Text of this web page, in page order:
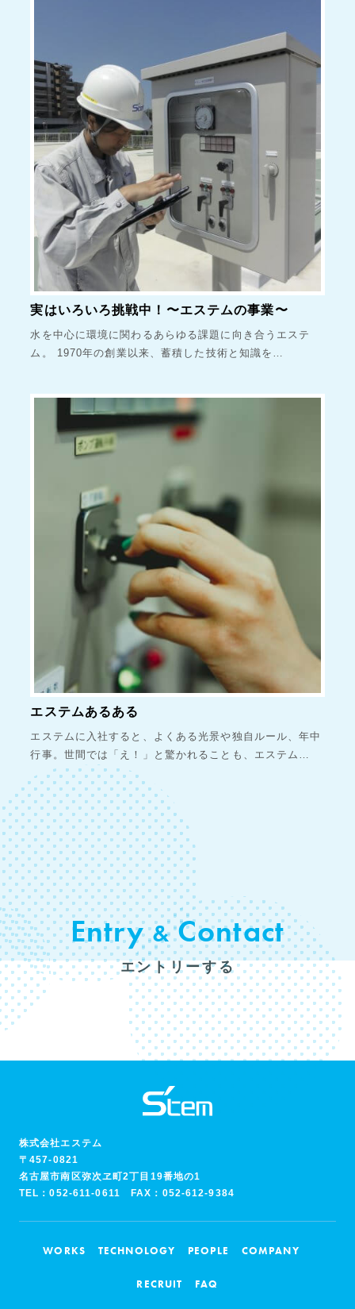
実はいろいろ挑戦中！〜エステムの事業〜
水を中心に環境に関わるあらゆる課題に向き合うエステ
ム。 1970年の創業以来、蓄積した技術と知識を…
エステムあるある
エステムに入社すると、よくある光景や独自ルール、年中
行事。世間では「え！」と驚かれることも、エステム…
Entry&Contact
エントリーする
株式会社エステム
〒457-0821
名古屋市南区弥次ヱ町2丁目19番地の1
TEL：052-611-0611FAX：052-612-9384
WORKS TECHNOLOGY PEOPLE COMPANY
RECRUIT FAQ